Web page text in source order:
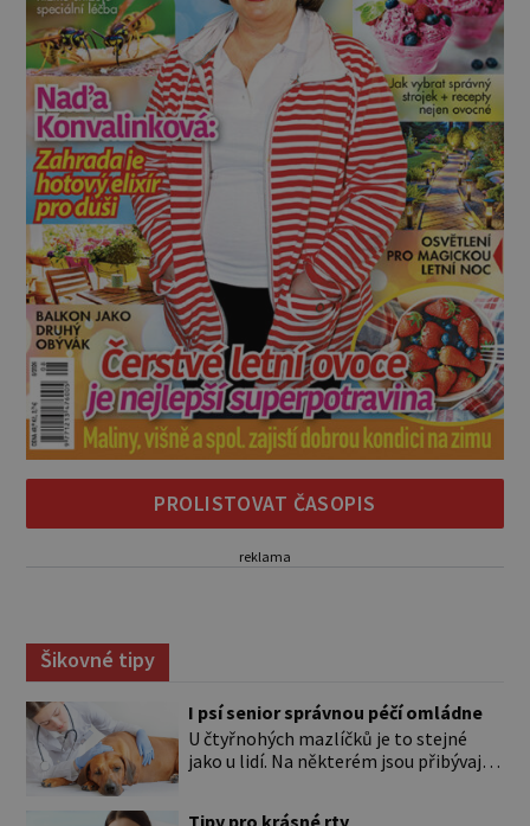
PROLISTOVAT ČASOPIS
reklama
Šikovné tipy
I psí senior správnou péčí omládne
U čtyřnohých mazlíčků je to stejné
jako u lidí. Na některém jsou přibývající
Tipy pro krásné rty